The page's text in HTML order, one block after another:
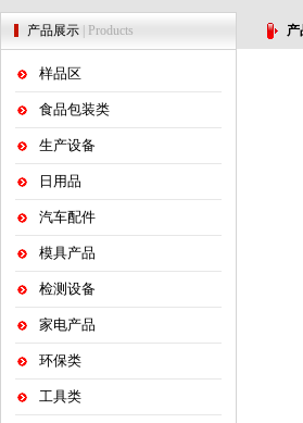
产品展示 | Products
样品区
食品包装类
生产设备
日用品
汽车配件
模具产品
检测设备
家电产品
环保类
工具类
产